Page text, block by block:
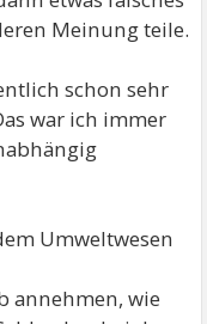
Meinung teile.
schon sehr
war ich immer
Umweltwesen
annehmen, wie